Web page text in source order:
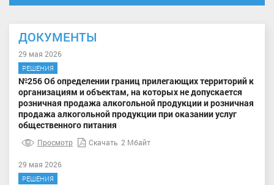
ДОКУМЕНТЫ
29 мая 2026
РЕШЕНИЯ
№256 Об определении границ прилегающих территорий к
организациям и объектам, на которых не допускается
розничная продажа алкогольной продукции и розничная
продажа алкогольной продукции при оказании услуг
общественного питания
Просмотр Скачать 2 Мбайт
29 мая 2026
РЕШЕНИЯ